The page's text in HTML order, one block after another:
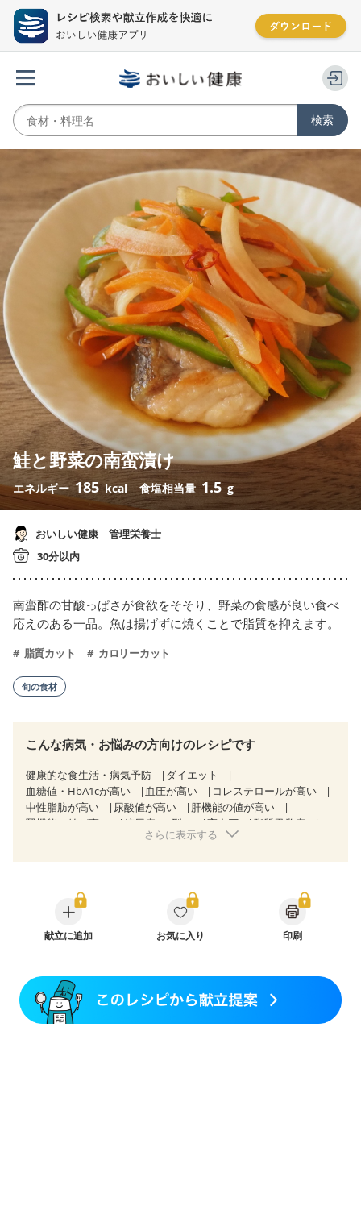
鮭と野菜の南蛮漬け
エネルギー 185 kcal 食塩相当量 1.5 g
おいしい健康 管理栄養士
30分以内
南蛮酢の甘酸っぱさが食欲をそそり、野菜の食感が良い食べ
応えのある一品。魚は揚げずに焼くことで脂質を抑えます。
脂質カット カロリーカット
旬の食材
こんな病気・お悩みの方向けのレシピです
健康的な食生活・病気予防
ダイエット
血糖値・HbA1cが高い
血圧が高い
コレステロールが高い
中性脂肪が高い
尿酸値が高い
肝機能の値が高い
腎機能の値が高い
糖尿病（2型） 高血圧
脂質異常症
狭心症 心筋梗塞
糖尿病性腎症（第３期）
CKD（ステージ１）
CKD（ステージ２）
CKD（ステージ３a）
CKD（ステージ３b）
乳がん（抗がん剤治療中）
産後（ミルク）
フレイル（年齢に合わせた体作り）
貧血対策
ニキビ・肌荒れ
さらに表示する
献立に追加 お気に入り 印刷